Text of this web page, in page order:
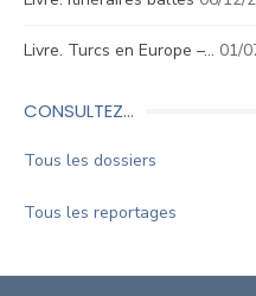
Livre. Turcs en Europe –… 01/
CONSULTEZ…
Tous les dossiers
Tous les reportages